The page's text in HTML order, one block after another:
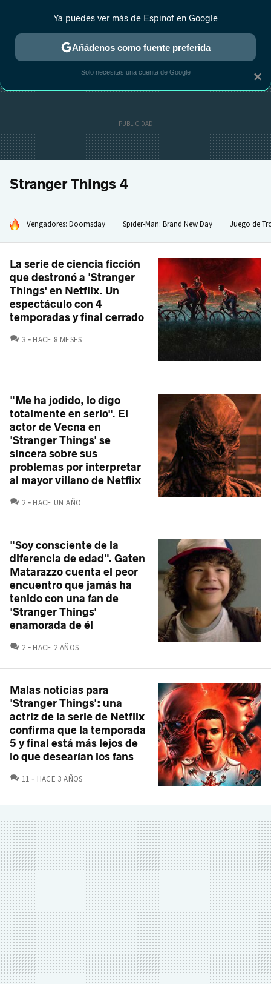
ESTRENOS REALITY ANIME RANKINGS CINE
Stranger Things 4
HOY SE HABLA DE
Vengadores: Doomsday Spider-Man: Brand New Day Juego de
La serie de ciencia ficción
que destronó a 'Stranger
Things' en Netflix. Un
espectáculo con 4
temporadas y final cerrado
3 COMENTARIOS
HACE 8 MESES
"Me ha jodido, lo digo
totalmente en serio". El
actor de Vecna en
'Stranger Things' se
sincera sobre sus
problemas por interpretar
al mayor villano de Netflix
2 COMENTARIOS
HACE UN AÑO
"Soy consciente de la
diferencia de edad". Gaten
Matarazzo cuenta el peor
encuentro que jamás ha
tenido con una fan de
'Stranger Things'
enamorada de él
2 COMENTARIOS
HACE 2 AÑOS
Malas noticias para
'Stranger Things': una
actriz de la serie de Netflix
confirma que la temporada
5 y final está más lejos de
lo que desearían los fans
11 COMENTARIOS
HACE 3 AÑOS
×
Ya puedes ver más de Espinof en Google
Añádenos como fuente preferida
Solo necesitas una cuenta de Google